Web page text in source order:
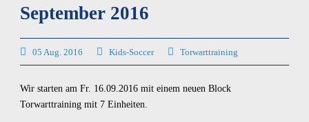
September 2016
05 Aug. 2016 Kids-Soccer Torwarttraining
Wir starten am Fr. 16.09.2016 mit einem neuen Block
Torwarttraining mit 7 Einheiten.